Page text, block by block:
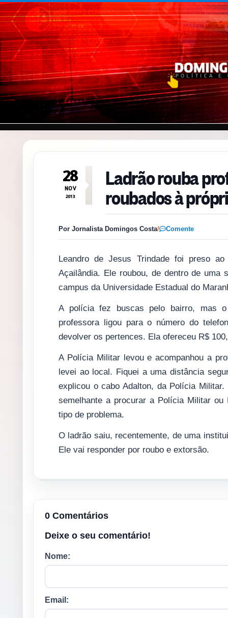
Pular para o conteúdo
28
NOV
2013
Ladrão rouba
roubados à
Por Jornalista Domingos Costa/ Comente
Leandro de Jesus Trindade foi preso
Açailândia. Ele roubou, de dentro de
campus da Universidade Estadual do
A polícia fez buscas pelo bairro, mas
professora ligou para o número do
devolver os pertences. Ela ofereceu R$
A Polícia Militar levou e acompanhou a
levei ao local. Fiquei a uma distância
explicou o cabo Adalton, da Polícia
semelhante a procurar a Polícia Militar
tipo de problema.
O ladrão saiu, recentemente, de uma
Ele vai responder por roubo e extorsão.
0 Comentários
Deixe o seu comentário!
Nome:
Email: